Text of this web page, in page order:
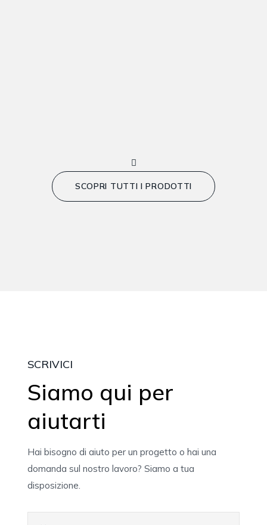
SCOPRI TUTTI I PRODOTTI
SCRIVICI
Siamo qui per
aiutarti
Hai bisogno di aiuto per un progetto o hai una
domanda sul nostro lavoro? Siamo a tua
disposizione.